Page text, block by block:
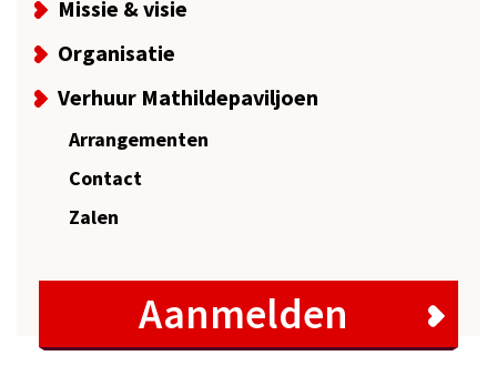
Missie & visie
Organisatie
Verhuur Mathildepaviljoen
Arrangementen
Contact
Zalen
Aanmelden